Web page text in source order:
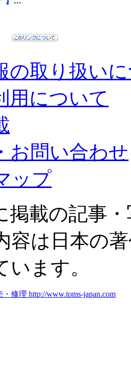
の取り扱い
用について
お問い合わせ
ップ
掲載の記事
容は日本の
ます。
・修理 http://www.toms-japan.com